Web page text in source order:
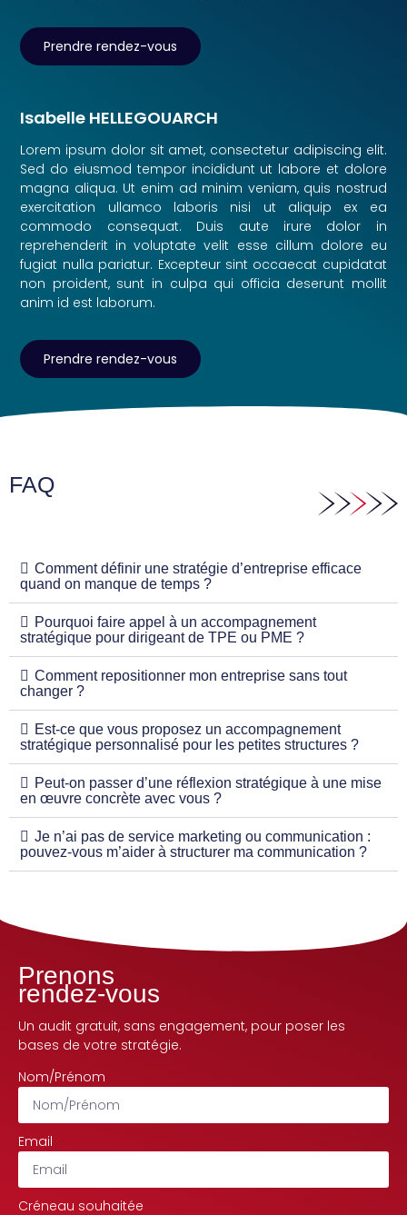
Prendre rendez-vous
Isabelle HELLEGOUARCH
Lorem ipsum dolor sit amet, consectetur adipiscing elit.
Sed do eiusmod tempor incididunt ut labore et dolore
magna aliqua. Ut enim ad minim veniam, quis nostrud
exercitation ullamco laboris nisi ut aliquip ex ea
commodo consequat. Duis aute irure dolor in
reprehenderit in voluptate velit esse cillum dolore eu
fugiat nulla pariatur. Excepteur sint occaecat cupidatat
non proident, sunt in culpa qui officia deserunt mollit
anim id est laborum.
Prendre rendez-vous
FAQ
Comment définir une stratégie d’entreprise efficace
quand on manque de temps ?
Pourquoi faire appel à un accompagnement
stratégique pour dirigeant de TPE ou PME ?
Comment repositionner mon entreprise sans tout
changer ?
Est-ce que vous proposez un accompagnement
stratégique personnalisé pour les petites structures ?
Peut-on passer d’une réflexion stratégique à une mise
en œuvre concrète avec vous ?
Je n’ai pas de service marketing ou communication :
pouvez-vous m’aider à structurer ma communication ?
Prenons
rendez-vous
Un audit gratuit, sans engagement, pour poser les
bases de votre stratégie.
Nom/Prénom
Email
Créneau souhaitée